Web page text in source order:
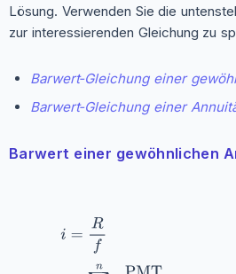
Lösung. Verwenden Sie die
zur interessierenden Gleichung zu
Barwert‑Gleichung einer
Barwert‑Gleichung einer
Barwert einer gewöhnlichen